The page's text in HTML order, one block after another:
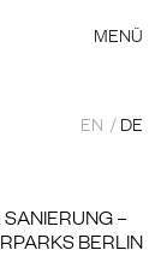
MENÜ
EN DE
–
BERLIN